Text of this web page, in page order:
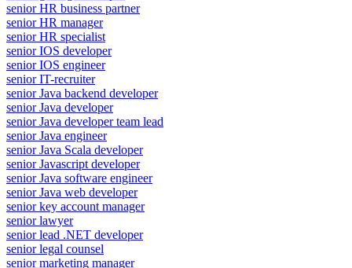
senior HR business partner
senior HR manager
senior HR specialist
senior IOS developer
senior IOS engineer
senior IT-recruiter
senior Java backend developer
senior Java developer
senior Java developer team lead
senior Java engineer
senior Java Scala developer
senior Javascript developer
senior Java software engineer
senior Java web developer
senior key account manager
senior lawyer
senior lead .NET developer
senior legal counsel
senior marketing manager